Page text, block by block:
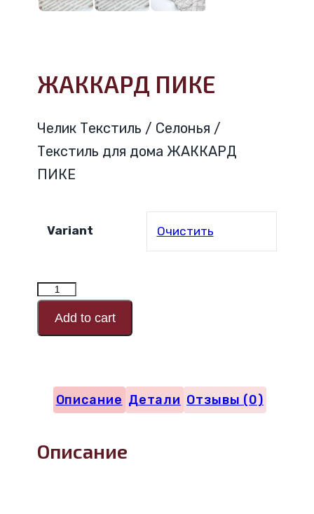
ЖАККАРД ПИКЕ
Челик Текстиль / Селонья /
Текстиль для дома ЖАККАРД
ПИКЕ
Variant Очистить
Количество
товара
ЖАККАРД
Add to cart
Описание Детали Отзывы (0)
Описание